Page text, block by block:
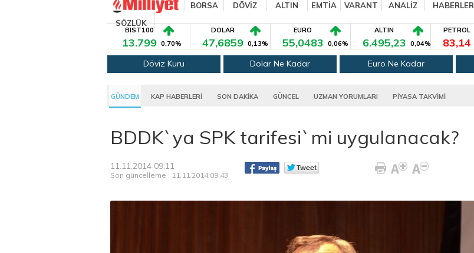
BORSA DÖVİZ ALTIN EMTİA VARANT ANALİZ HABERLER
SÖZLÜK
BIST100
13.799 0,70%
DOLAR
47,6859 0,13%
EURO
55,0483 0,06%
ALTIN
6.495,23 0,04%
PETROL
83,14
Döviz Kuru Dolar Ne Kadar Euro Ne Kadar
GÜNDEM KAP HABERLERİ SON DAKİKA GÜNCEL UZMAN YORUMLARI PİYASA TAKVİMİ
BDDK`ya SPK tarifesi`mi uygulanacak?
11.11.2014 09:11
Son güncelleme : 11.11.2014 09:43